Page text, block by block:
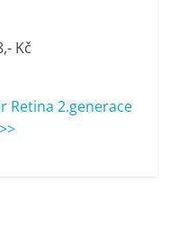
Kč
Retina 2.generace